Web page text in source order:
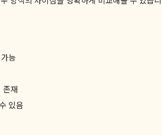
능
존재
있음